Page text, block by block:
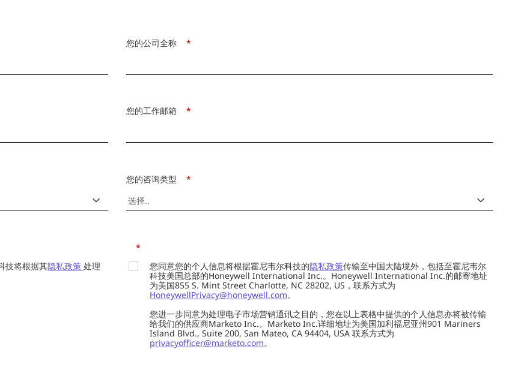
*
您的公司全称
*
您的工作邮箱
*
您的咨询类型
技将根据其隐私政策 处理
*
您同意您的个人信息将根据霍尼韦尔科技的隐私政策传输至中国大陆境外，包括至霍尼韦尔
科技美国总部的Honeywell International Inc.。Honeywell International Inc.的邮寄地址
为美国855 S. Mint Street Charlotte, NC 28202, US，联系方式为
HoneywellPrivacy@honeywell.com。
您进一步同意为处理电子市场营销通讯之目的，您在以上表格中提供的个人信息亦将被传输
给我们的供应商Marketo Inc.。Marketo Inc.详细地址为美国加利福尼亚州901 Mariners
Island Blvd., Suite 200, San Mateo, CA 94404, USA 联系方式为
privacyofficer@marketo.com。